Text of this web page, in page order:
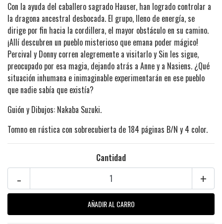
Con la ayuda del caballero sagrado Hauser, han logrado controlar a
la dragona ancestral desbocada. El grupo, lleno de energía, se
dirige por fin hacia la cordillera, el mayor obstáculo en su camino.
¡Allí descubren un pueblo misterioso que emana poder mágico!
Percival y Donny corren alegremente a visitarlo y Sin les sigue,
preocupado por esa magia, dejando atrás a Anne y a Nasiens. ¿Qué
situación inhumana e inimaginable experimentarán en ese pueblo
que nadie sabía que existía?
Guión y Dibujos: Nakaba Suzuki.
Tomno en rústica con sobrecubierta de 184 páginas B/N y 4 color.
Cantidad
+
-